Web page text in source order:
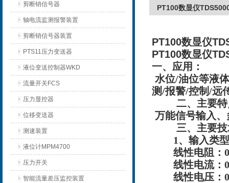
剪断销信号器
轴电流监测报警装置
剪断销信号器装置
PTS11压力变送器
液位变送控制器WKD
流量开关FCS
压力显控器
位移变送器
测速装置
液位计MPM4700
压力开关
智能流量差压监控装置
PT100数显仪
PT100数显仪
PT100数显仪
一、应用：
水位/油位等液
测/报警/控制/远
二、主要
万能信号输入
三、主要
1 、输入类
线性电阻：
线性电流：
线性电压：